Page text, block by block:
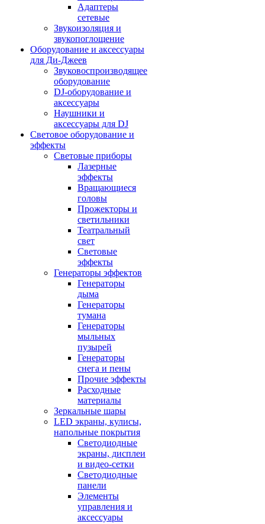
Адаптеры
сетевые
Звукоизоляция и
звукопоглощение
Оборудование и аксессуары
для Ди-Джеев
Звуковоспроизводящее
оборудование
DJ-оборудование и
аксессуары
Наушники и
аксессуары для DJ
Световое оборудование и
эффекты
Световые приборы
Лазерные
эффекты
Вращающиеся
головы
Прожекторы и
светильники
Театральный
свет
Световые
эффекты
Генераторы эффектов
Генераторы
дыма
Генераторы
тумана
Генераторы
мыльных
пузырей
Генераторы
снега и пены
Прочие эффекты
Расходные
материалы
Зеркальные шары
LED экраны, кулисы,
напольные покрытия
Светодиодные
экраны, дисплеи
и видео-сетки
Светодиодные
панели
Элементы
управления и
аксессуары